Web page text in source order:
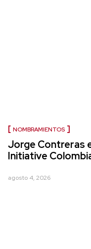
NOMBRAMIENTOS
Jorge Contreras
Initiative
agosto 4, 2026